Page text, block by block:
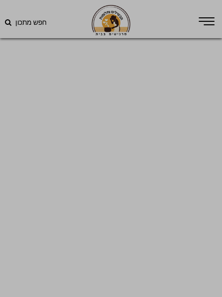
חפש מתכון